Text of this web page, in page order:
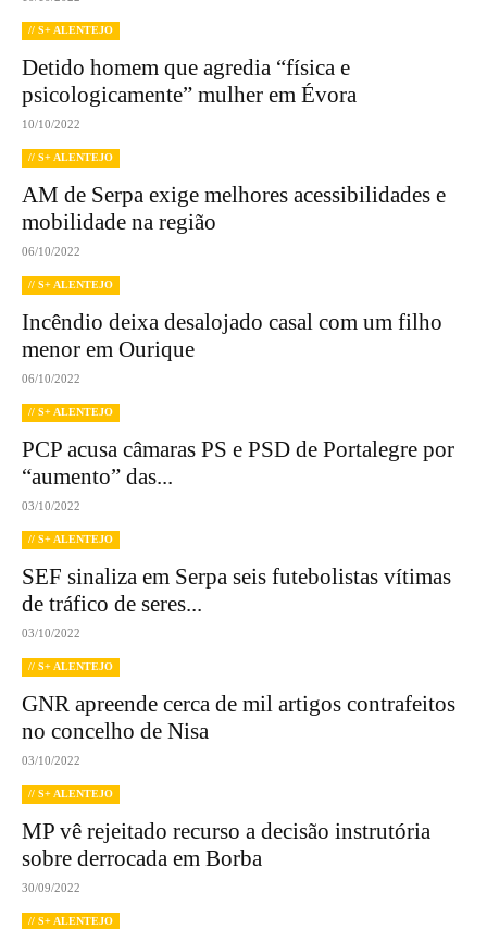
// S+ ALENTEJO
Detido homem que agredia “física e
psicologicamente” mulher em Évora
10/10/2022
// S+ ALENTEJO
AM de Serpa exige melhores acessibilidades e
mobilidade na região
06/10/2022
// S+ ALENTEJO
Incêndio deixa desalojado casal com um filho
menor em Ourique
06/10/2022
// S+ ALENTEJO
PCP acusa câmaras PS e PSD de Portalegre por
“aumento” das...
03/10/2022
// S+ ALENTEJO
SEF sinaliza em Serpa seis futebolistas vítimas
de tráfico de seres...
03/10/2022
// S+ ALENTEJO
GNR apreende cerca de mil artigos contrafeitos
no concelho de Nisa
03/10/2022
// S+ ALENTEJO
MP vê rejeitado recurso a decisão instrutória
sobre derrocada em Borba
30/09/2022
// S+ ALENTEJO